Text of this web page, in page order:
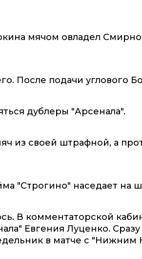
мячом овладел
После подачи углового
дублеры "Арсенала".
из своей штрафной, а
"Строгино" наседает на
В комментаторской
Евгения Луценко. Сразу
в матче с "Нижним